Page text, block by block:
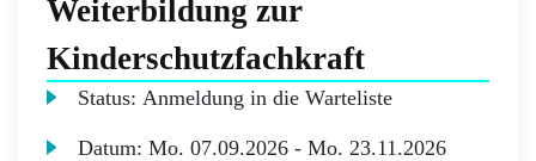
Weiterbildung zur
Kinderschutzfachkraft
Status:Anmeldung in die Warteliste
Datum:Mo. 07.09.2026 -Mo. 23.11.2026